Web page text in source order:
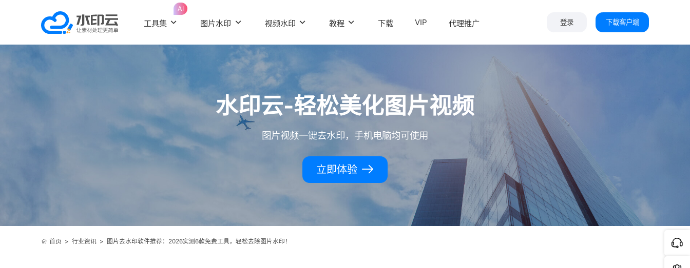
工具集
AI
图片水印 视频水印 教程 下载 VIP 代理推广 登录 下载客户端
水印云-轻松美化图片视频
图片视频一键去水印，手机电脑均可使用
立即体验
首页 > 行业资讯> 图片去水印软件推荐：2026实测6款免费工具，轻松去除图片水印！